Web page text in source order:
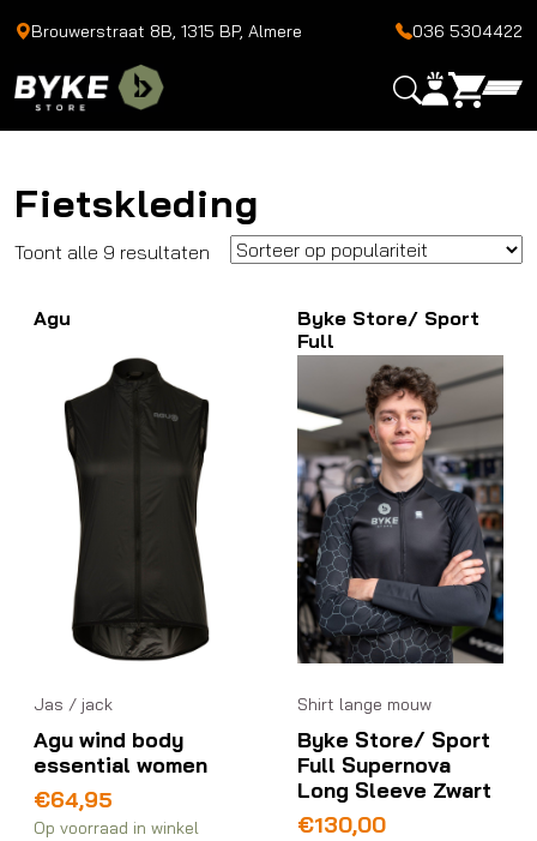
Brouwerstraat 8B, 1315 BP, Almere 036 5304422
Fietskleding
Toont alle 9 resultaten Gesorteerd
populariteit
Agu
Jas / jack
Agu wind body
essential women
€64,95
Op voorraad in winkel
Byke Store/ Sport
Full
Shirt lange mouw
Byke Store/ Sport
Full Supernova
Long Sleeve Zwart
€130,00